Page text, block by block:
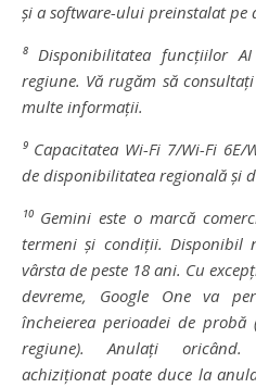
și a software-ului preinstalat pe
⁸ Disponibilitatea funcțiilor
regiune. Vă rugăm să
multe informații.
⁹ Capacitatea Wi-Fi 7/Wi-Fi
de disponibilitatea regională și
¹⁰ Gemini este o marcă
termeni și condiții. Disponibil
vârsta de peste 18 ani. Cu
devreme, Google One va
încheierea perioadei de
regiune). Anulați oricând.
achiziționat poate duce la